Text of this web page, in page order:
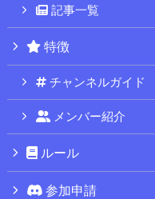
記事一覧
特徴
チャンネルガイド
メンバー紹介
ルール
参加申請